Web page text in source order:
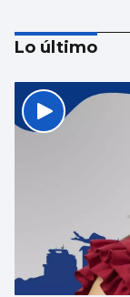
NATACIÓN
Iris Tió
técnico del
Lo último